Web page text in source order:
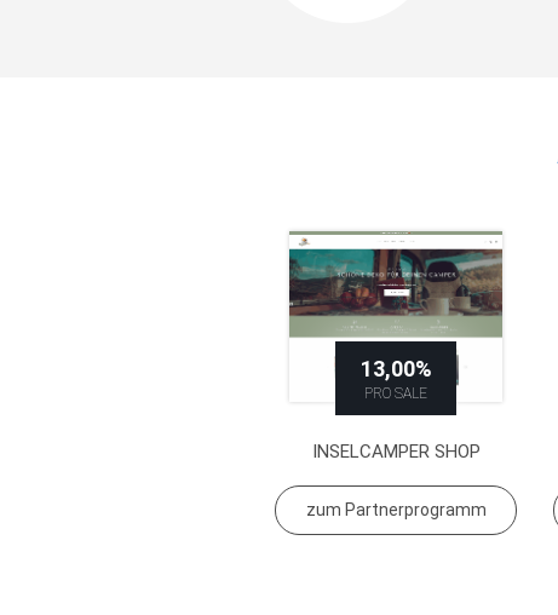
13,00%
PRO SALE
INSELCAMPER SHOP
zum Partnerprogramm